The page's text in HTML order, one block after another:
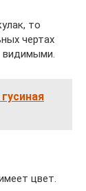
то
чертах
видимыми.
цвет.